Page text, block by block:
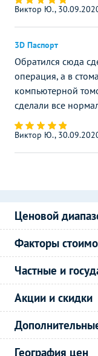
Виктор Ю.,
3D Паспорт
Обратился сюда
операция, а в
компьютерной
сделали все
Виктор Ю.,
Ценовой
Факторы
Частные и
Акции и скидки
География цен